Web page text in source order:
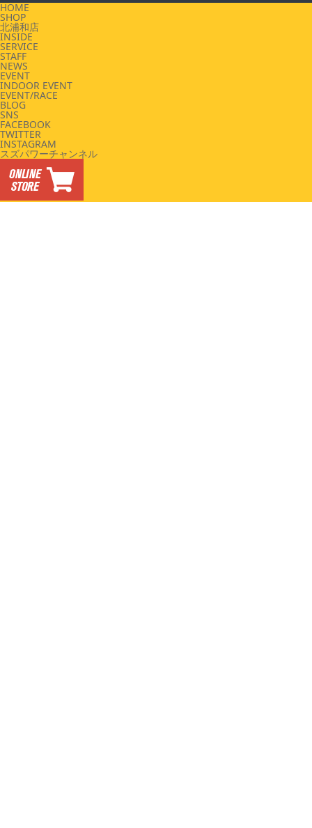
HOME
SHOP
北浦和店
INSIDE
SERVICE
STAFF
NEWS
EVENT
INDOOR EVENT
EVENT/RACE
BLOG
SNS
FACEBOOK
TWITTER
INSTAGRAM
スズパワーチャンネル